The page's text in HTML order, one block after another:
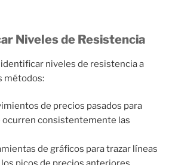
Niveles de Resistencia
niveles de resistencia a
métodos:
de precios pasados para
ocurren consistentemente las
de gráficos para trazar líneas